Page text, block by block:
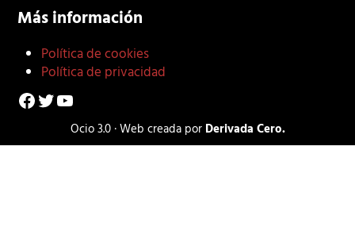
Más información
Política de cookies
Política de privacidad
Facebook
Twitter
YouTube
Ocio 3.0 · Web creada por Derivada Cero.